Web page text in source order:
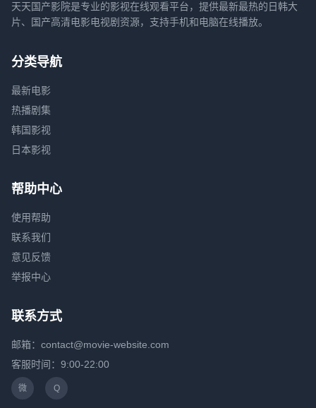
天天国产影院是专业的影视在线观看平台，提供最新最热的日韩大
片、国产高清电影电视剧资源，支持手机和电脑在线播放。
分类导航
最新电影
热播剧集
韩国影视
日本影视
帮助中心
使用帮助
联系我们
意见反馈
举报中心
联系方式
邮箱：contact@movie-website.com
客服时间：9:00-22:00
微 Q